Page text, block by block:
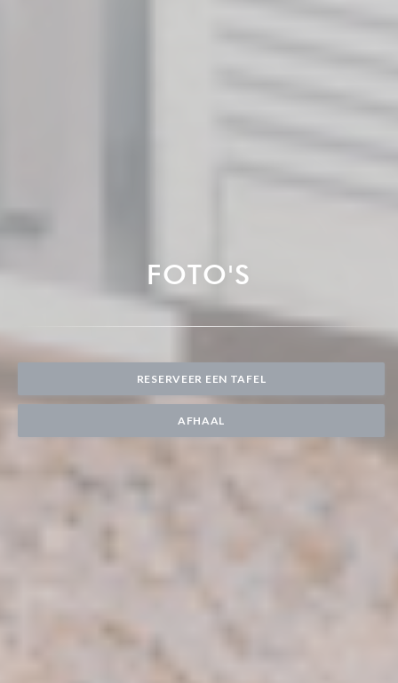
FOTO'S
RESERVEER EEN TAFEL
AFHAAL